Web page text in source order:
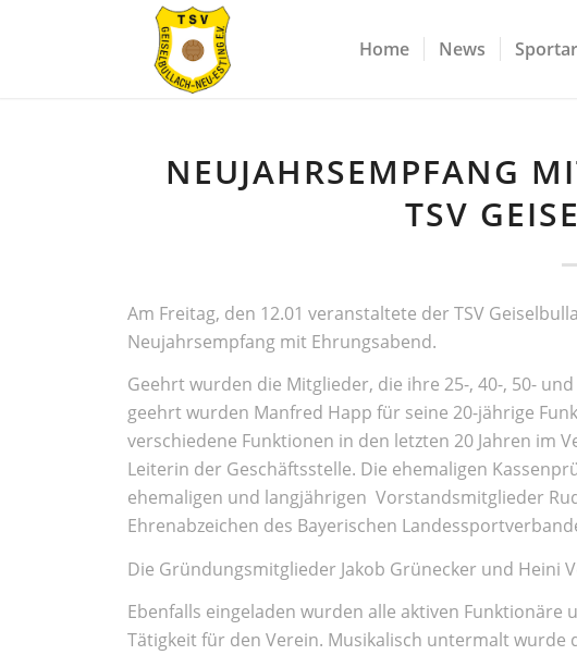
Home News
NEUJAHRSEMPFANG
TSV
Am Freitag, den 12.01 veranstaltete der TSV
Neujahrsempfang mit Ehrungsabend.
Geehrt wurden die Mitglieder, die ihre 25-, 40-, 50-
geehrt wurden Manfred Happ für seine 20-jährige
verschiedene Funktionen in den letzten 20 Jahren im
Leiterin der Geschäftsstelle. Die ehemaligen
ehemaligen und langjährigen Vorstandsmitglieder
Ehrenabzeichen des Bayerischen
Die Gründungsmitglieder Jakob Grünecker und Heini
Ebenfalls eingeladen wurden alle aktiven
Tätigkeit für den Verein. Musikalisch untermalt